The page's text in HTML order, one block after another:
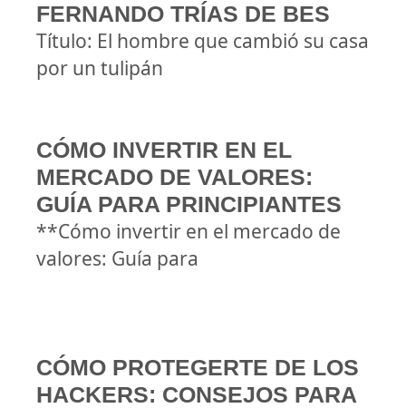
FERNANDO TRÍAS DE BES
Título: El hombre que cambió su casa
por un tulipán
CÓMO INVERTIR EN EL
MERCADO DE VALORES:
GUÍA PARA PRINCIPIANTES
**Cómo invertir en el mercado de
valores: Guía para
CÓMO PROTEGERTE DE LOS
HACKERS: CONSEJOS PARA